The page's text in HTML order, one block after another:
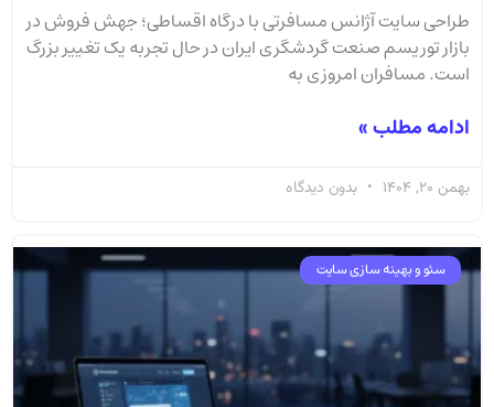
طراحی سایت آژانس مسافرتی با درگاه اقساطی؛ جهش فروش در
بازار توریسم صنعت گردشگری ایران در حال تجربه یک تغییر بزرگ
است. مسافران امروزی به
ادامه مطلب »
بهمن 20, 1404 بدون دیدگاه
سئو و بهینه سازی سایت